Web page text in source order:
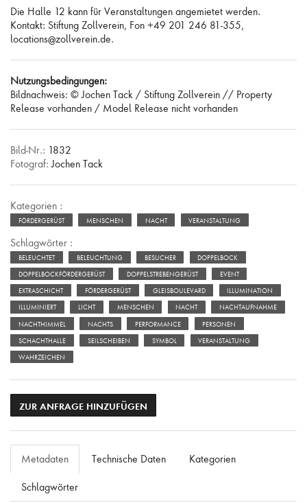
Die Halle 12 kann für Veranstaltungen angemietet werden.
Kontakt: Stiftung Zollverein, Fon +49 201 246 81-355,
locations@zollverein.de.
Nutzungsbedingungen:
Bildnachweis: © Jochen Tack / Stiftung Zollverein // Property
Release vorhanden / Model Release nicht vorhanden
Bild-Nr.: 1832
Fotograf: Jochen Tack
Kategorien :
FÖRDERGERÜST MENSCHEN NACHT VERANSTALTUNG
Schlagwörter :
BELEUCHTET BELEUCHTUNG BESUCHER DOPPELBOCK
DOPPELBOCKFÖRDERGERÜST DOPPELSTREBENGERÜST EVENT
EXTRASCHICHT FÖRDERGERÜST GLEISBOULEVARD ILLUMINATION
ILLUMINIERT LICHT MENSCHEN NACHT NACHTAUFNAHME
NACHTHIMMEL NACHTS PERFORMANCE PERSONEN
SCHACHTHALLE SEILSCHEIBEN SYMBOL VERANSTALTUNG
WAHRZEICHEN
ZUR ANFRAGE HINZUFÜGEN
Metadaten Technische Daten Kategorien
Schlagwörter